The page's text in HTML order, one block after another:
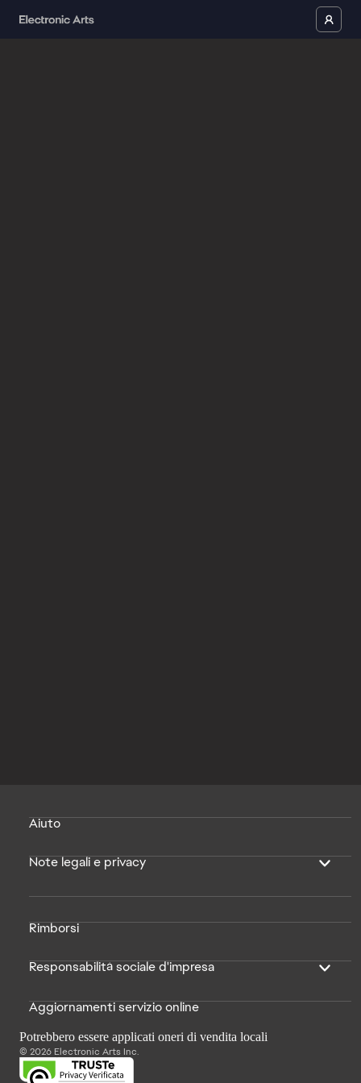
Aiuto
Note legali e privacy
Rimborsi
Responsabilità sociale d'impresa
Aggiornamenti servizio online
Potrebbero essere applicati oneri di vendita locali
© 2026 Electronic Arts Inc.